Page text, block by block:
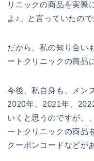
リニックの商品を実際
よ♪」と言っていたの
だから、私の知り合い
ートクリニックの商品
今後、私自身も、メン
2020年、2021年、
いくと思うのですが、
ートクリニックの商品
クーポンコードなどが